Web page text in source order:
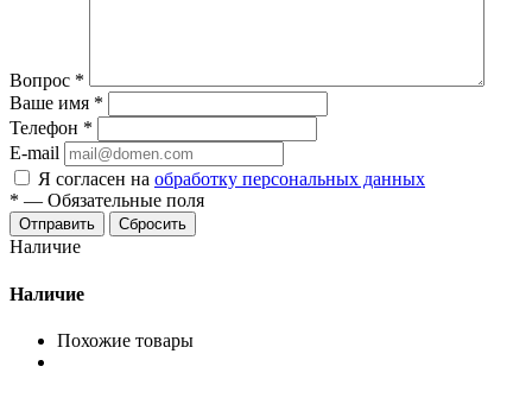
Вопрос *
Ваше имя *
Телефон *
E-mail
Я согласен на обработку персональных данных
* — Обязательные поля
Сбросить
Наличие
Наличие
Похожие товары